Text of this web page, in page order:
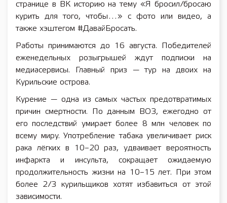
странице в ВК историю на тему «Я бросил/бросаю
курить для того, чтобы…» с фото или видео, а
также хэштегом #ДавайБросать.
Работы принимаются до 16 августа. Победителей
еженедельных розыгрышей ждут подписки на
медиасервисы. Главный приз — тур на двоих на
Курильские острова.
Курение — одна из самых частых предотвратимых
причин смертности. По данным ВОЗ, ежегодно от
его последствий умирает более 8 млн человек по
всему миру. Употребление табака увеличивает риск
рака лёгких в 10–20 раз, удваивает вероятность
инфаркта и инсульта, сокращает ожидаемую
продолжительность жизни на 10–15 лет. При этом
более 2/3 курильщиков хотят избавиться от этой
зависимости.